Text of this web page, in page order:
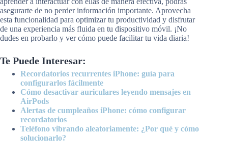
asegurarte de no perder información importante. Aprovecha
esta funcionalidad para optimizar tu productividad y disfrutar
de una experiencia más fluida en tu dispositivo móvil. ¡No
dudes en probarlo y ver cómo puede facilitar tu vida diaria!
Te Puede Interesar:
Recordatorios recurrentes iPhone: guía para
configurarlos fácilmente
Cómo desactivar auriculares leyendo mensajes en
AirPods
Alertas de cumpleaños iPhone: cómo configurar
recordatorios
Teléfono vibrando aleatoriamente: ¿Por qué y cómo
solucionarlo?